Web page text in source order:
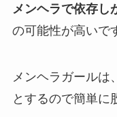
メンヘラで依存し
の可能性が高いで
メンヘラガールは
とするので簡単に